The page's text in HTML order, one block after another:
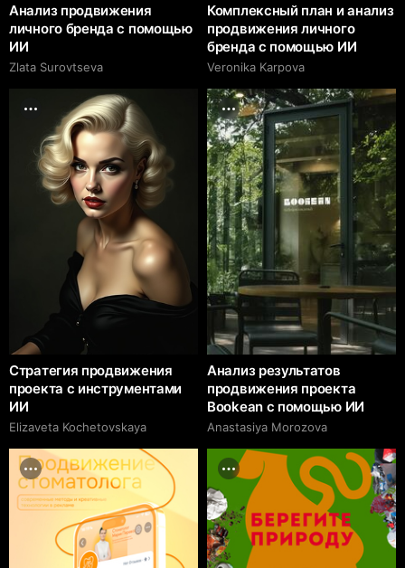
Анализ продвижения
личного бренда с помощью
ИИ
Zlata Surovtseva
Комплексный план и анализ
продвижения личного
бренда с помощью ИИ
Veronika Karpova
Стратегия продвижения
проекта с инструментами
ИИ
Elizaveta Kochetovskaya
Анализ результатов
продвижения проекта
Bookean с помощью ИИ
Anastasiya Morozova